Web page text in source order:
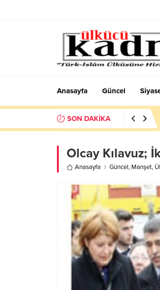
Anasayfa Güncel
SON DAKİKA
Olcay Kılavuz;
Anasayfa Güncel, Manşet,